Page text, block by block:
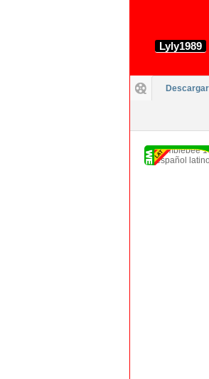
Lyly1989
Descargar